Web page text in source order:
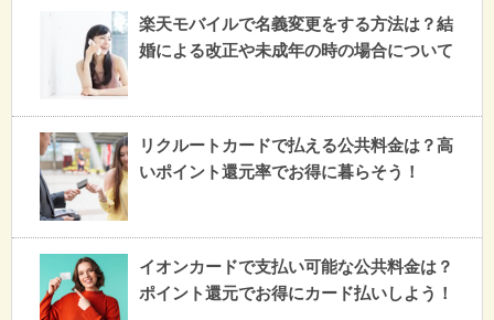
楽天モバイルで名義変更をする方法は？結
婚による改正や未成年の時の場合について
リクルートカードで払える公共料金は？高
いポイント還元率でお得に暮らそう！
イオンカードで支払い可能な公共料金は？
ポイント還元でお得にカード払いしよう！